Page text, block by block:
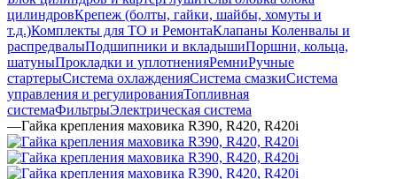
цилиндровКрепеж (болты, гайки, шайбы, хомуты и
т.д.)Комплекты для ТО и РемонтаКлапаны Коленвалы и
распредвалыПодшипники и вкладышиПоршни, кольца,
шатуныПрокладки и уплотненияРемниРучные
стартерыСистема охлажденияСистема смазкиСистема
управления и регулированияТопливная
системаФильтрыЭлектрическая система
—Гайка крепления маховика R390, R420, R420i